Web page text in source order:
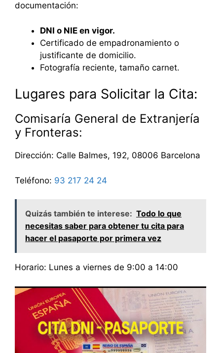
documentación:
DNI o NIE en vigor.
Certificado de empadronamiento o
justificante de domicilio.
Fotografía reciente, tamaño carnet.
Lugares para Solicitar la Cita:
Comisaría General de Extranjería
y Fronteras:
Dirección: Calle Balmes, 192, 08006 Barcelona
Teléfono: 93 217 24 24
Quizás también te interese: Todo lo que
necesitas saber para obtener tu cita para
hacer el pasaporte por primera vez
Horario: Lunes a viernes de 9:00 a 14:00